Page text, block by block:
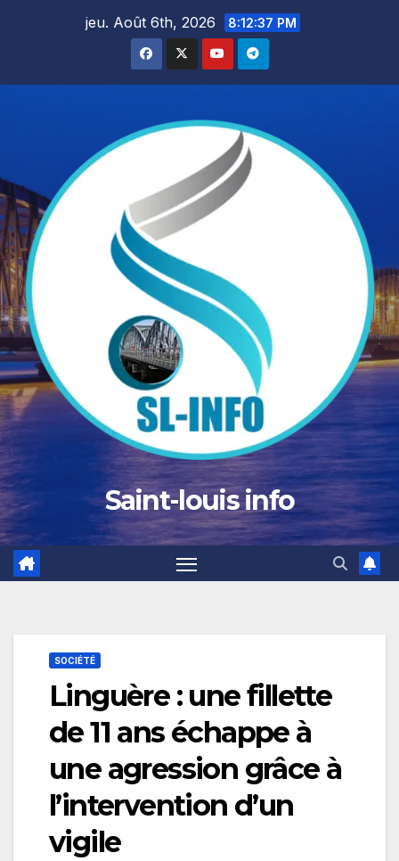
jeu. Août 6th, 2026 8:12:39 PM
Saint-louis info
SOCIÉTÉ
Linguère : une fillette
de 11 ans échappe à
une agression grâce à
l’intervention d’un
vigile